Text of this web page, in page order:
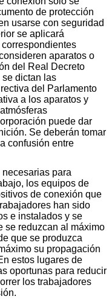
de protección
usarse con seguridad
se aplicará
aparatos o
del Real Decreto
se dictan las
del Parlamento
a los aparatos y
puede dar
Se deberán tomar
confusión entre
para
los equipos de
de conexión que
han sido
e instalados y se
se reduzcan al máximo
que se produzca
su propagación
estos lugares de
oportunas para reducir
los trabajadores